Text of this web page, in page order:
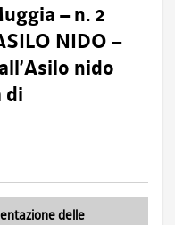
– n. 2
NIDO –
nido
di
delle